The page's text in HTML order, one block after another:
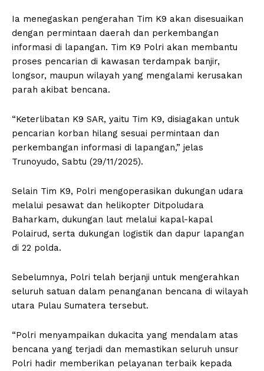
Ia menegaskan pengerahan Tim K9 akan disesuaikan
dengan permintaan daerah dan perkembangan
informasi di lapangan. Tim K9 Polri akan membantu
proses pencarian di kawasan terdampak banjir,
longsor, maupun wilayah yang mengalami kerusakan
parah akibat bencana.
“Keterlibatan K9 SAR, yaitu Tim K9, disiagakan untuk
pencarian korban hilang sesuai permintaan dan
perkembangan informasi di lapangan,” jelas
Trunoyudo, Sabtu (29/11/2025).
Selain Tim K9, Polri mengoperasikan dukungan udara
melalui pesawat dan helikopter Ditpoludara
Baharkam, dukungan laut melalui kapal-kapal
Polairud, serta dukungan logistik dan dapur lapangan
di 22 polda.
Sebelumnya, Polri telah berjanji untuk mengerahkan
seluruh satuan dalam penanganan bencana di wilayah
utara Pulau Sumatera tersebut.
“Polri menyampaikan dukacita yang mendalam atas
bencana yang terjadi dan memastikan seluruh unsur
Polri hadir memberikan pelayanan terbaik kepada